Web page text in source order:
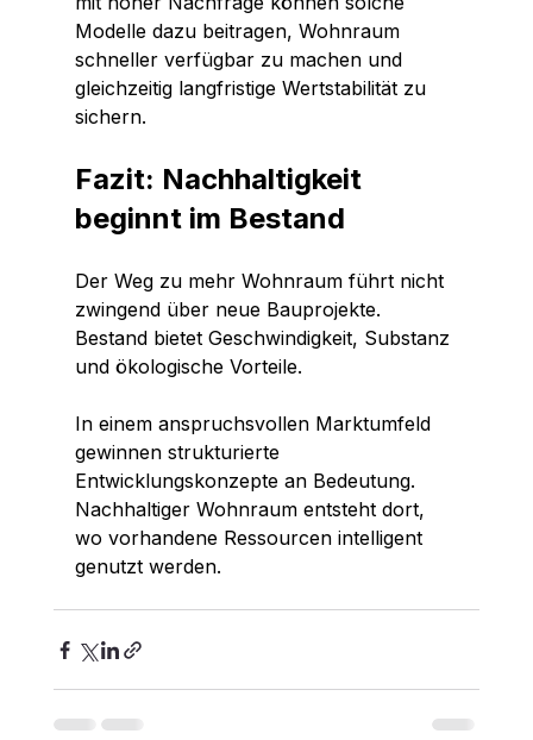
Modelle dazu beitragen, Wohnraum
schneller verfügbar zu machen und
gleichzeitig langfristige Wertstabilität zu
sichern.
Fazit: Nachhaltigkeit
beginnt im Bestand
Der Weg zu mehr Wohnraum führt nicht
zwingend über neue Bauprojekte.
Bestand bietet Geschwindigkeit, Substanz
und ökologische Vorteile.
In einem anspruchsvollen Marktumfeld
gewinnen strukturierte
Entwicklungskonzepte an Bedeutung.
Nachhaltiger Wohnraum entsteht dort,
wo vorhandene Ressourcen intelligent
genutzt werden.